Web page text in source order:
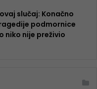
slučaj: Konačno
podmornice
niko nije preživio